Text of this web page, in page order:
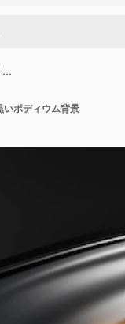
…
いポディウム背景